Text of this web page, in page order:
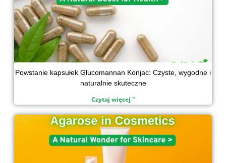
Powstanie kapsułek Glucomannan Konjac: Czyste, wygodne i
naturalnie skuteczne
Czytaj więcej "